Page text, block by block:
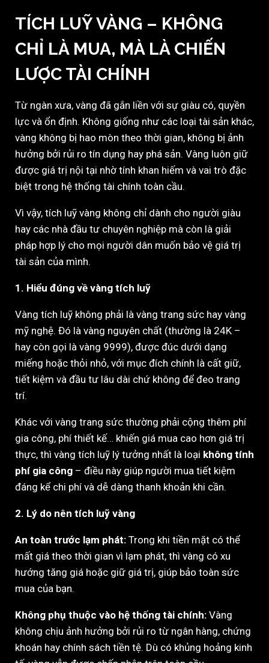
TÍCH LUỸ VÀNG – KHÔNG
CHỈ LÀ MUA, MÀ LÀ CHIẾN
LƯỢC TÀI CHÍNH
Từ ngàn xưa, vàng đã gắn liền với sự giàu có, quyền
lực và ổn định. Không giống như các loại tài sản khác,
vàng không bị hao mòn theo thời gian, không bị ảnh
hưởng bởi rủi ro tín dụng hay phá sản. Vàng luôn giữ
được giá trị nội tại nhờ tính khan hiếm và vai trò đặc
biệt trong hệ thống tài chính toàn cầu.
Vì vậy, tích luỹ vàng không chỉ dành cho người giàu
hay các nhà đầu tư chuyên nghiệp mà còn là giải
pháp hợp lý cho mọi người dân muốn bảo vệ giá trị
tài sản của mình.
1. Hiểu đúng về vàng tích luỹ
Vàng tích luỹ không phải là vàng trang sức hay vàng
mỹ nghệ. Đó là vàng nguyên chất (thường là 24K –
hay còn gọi là vàng 9999), được đúc dưới dạng
miếng hoặc thỏi nhỏ, với mục đích chính là cất giữ,
tiết kiệm và đầu tư lâu dài chứ không để đeo trang
trí.
Khác với vàng trang sức thường phải cộng thêm phí
gia công, phí thiết kế… khiến giá mua cao hơn giá trị
thực, thì vàng tích luỹ lý tưởng nhất là loại không tính
phí gia công – điều này giúp người mua tiết kiệm
đáng kể chi phí và dễ dàng thanh khoản khi cần.
2. Lý do nên tích luỹ vàng
An toàn trước lạm phát: Trong khi tiền mặt có thể
mất giá theo thời gian vì lạm phát, thì vàng có xu
hướng tăng giá hoặc giữ giá trị, giúp bảo toàn sức
mua của bạn.
Không phụ thuộc vào hệ thống tài chính: Vàng
không chịu ảnh hưởng bởi rủi ro từ ngân hàng, chứng
khoán hay chính sách tiền tệ. Dù có khủng hoảng kinh